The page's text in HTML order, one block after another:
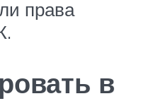
права
в